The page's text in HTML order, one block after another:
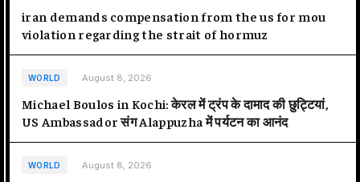
iran demands compensation from the us for mou
violation regarding the strait of hormuz
WORLD August 8, 2026
Michael Boulos in Kochi: केरल में ट्रंप के दामाद की छुट्टियां,
US Ambassador संग Alappuzha में पर्यटन का आनंद
WORLD August 8, 2026